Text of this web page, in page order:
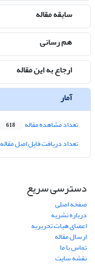
سابقه مقاله
هم رسانی
ارجاع به این مقاله
آمار
تعداد مشاهده مقاله 618
تعداد دریافت فایل اصل مقاله
دسترسی سریع
صفحه اصلی
درباره نشریه
اعضای هیات تحریریه
ارسال مقاله
تماس با ما
نقشه سایت